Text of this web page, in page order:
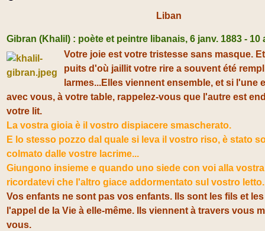
Liban
Gibran (Khalil) : poète et peintre libanais, 6 janv. 1883 - 10
Votre joie est votre tristesse sans masque.
puits d'où jaillit votre rire a souvent été
larmes...Elles viennent ensemble, et si l'une
avec vous, à votre table, rappelez-vous que l'autre est
votre lit.
La vostra gioia è il vostro dispiacere smascherato.
E lo stesso pozzo dal quale si leva il vostro riso, è stato
colmato dalle vostre lacrime...
Giungono insieme e quando uno siede con voi alla
ricordatevi che l'altro giace addormentato sul vostro letto.
Vos enfants ne sont pas vos enfants. Ils sont les fils et
l'appel de la Vie à elle-même. Ils viennent à travers vous
vous.